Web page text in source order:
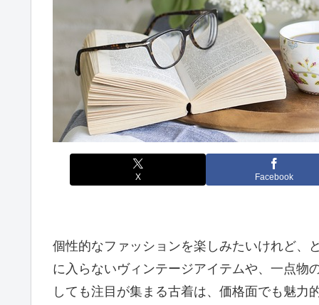
X Facebook
個性的なファッションを楽しみたいけれど、
に入らないヴィンテージアイテムや、一点物
しても注目が集まる古着は、価格面でも魅力